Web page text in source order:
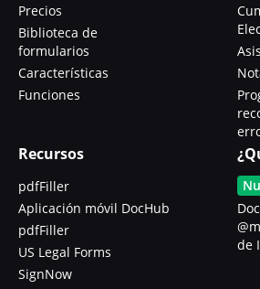
Precios
Biblioteca de
formularios
Características
Funciones
Recursos
pdfFiller
Aplicación móvil DocHub
pdfFiller
US Legal Forms
SignNow
de